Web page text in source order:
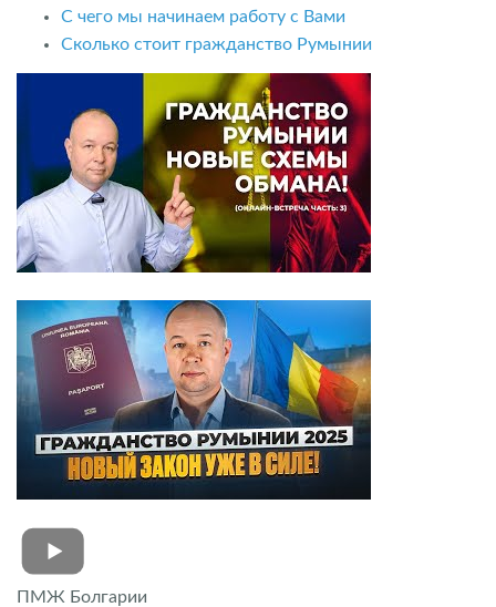
С чего мы начинаем работу с Вами
Сколько стоит гражданство Румынии
ПМЖ Болгарии